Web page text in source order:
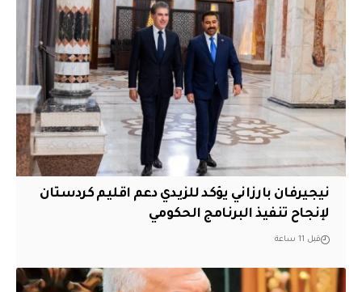
نيجيرفان بارزاني يؤكد للزيدي دعم اقليم ‏كردستان
لإنجاح تنفيذ البرنامج الحكومي
قبل 11 ساعة